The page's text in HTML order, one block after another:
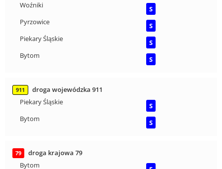
Woźniki
S
Pyrzowice
S
Piekary Śląskie
S
Bytom
S
911
droga wojewódzka 911
Piekary Śląskie
S
Bytom
S
79
droga krajowa 79
Bytom